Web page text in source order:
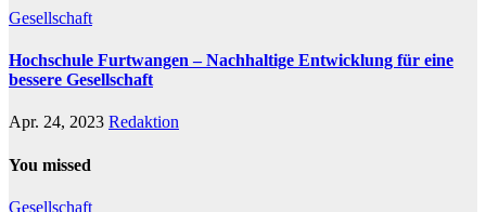
Gesellschaft
Hochschule Furtwangen – Nachhaltige Entwicklung für eine
bessere Gesellschaft
Apr. 24, 2023 Redaktion
You missed
Gesellschaft